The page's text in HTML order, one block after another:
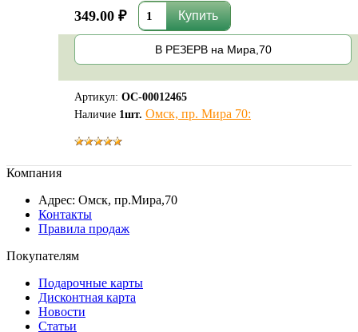
349.00 ₽
В РЕЗЕРВ на Мира,70
Артикул: ОС-00012465
Наличие 1шт. Омск, пр. Мира 70:
Компания
Адрес: Омск, пр.Мира,70
Контакты
Правила продаж
Покупателям
Подарочные карты
Дисконтная карта
Новости
Статьи